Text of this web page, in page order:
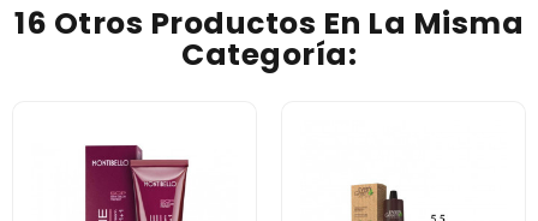
16 Otros Productos En La Misma
Categoría: